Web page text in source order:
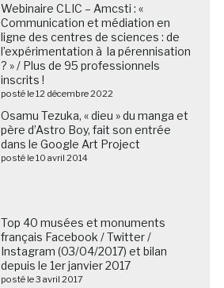
Webinaire CLIC – Amcsti : «
Communication et médiation en
ligne des centres de sciences : de
l’expérimentation à la pérennisation
? » / Plus de 95 professionnels
inscrits !
posté le 12 décembre 2022
Osamu Tezuka, « dieu » du manga et
père d’Astro Boy, fait son entrée
dans le Google Art Project
posté le 10 avril 2014
Top 40 musées et monuments
français Facebook / Twitter /
Instagram (03/04/2017) et bilan
depuis le 1er janvier 2017
posté le 3 avril 2017